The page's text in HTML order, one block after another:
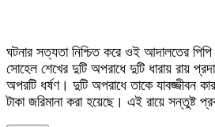
ঘটনার সত্যতা নিশ্চিত করে ওই আদালতের
সোহেল শেখের দুটি অপরাধে দুটি ধারায় রায়
অপরটি ধর্ষণ। দুটি অপরাধে তাকে যাবজ্জীবন
টাকা জরিমানা করা হয়েছে। এই রায়ে সন্তুষ্ট